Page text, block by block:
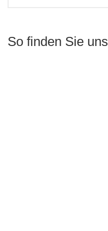
So finden Sie uns